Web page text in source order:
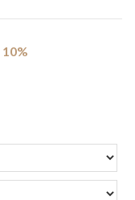
10%